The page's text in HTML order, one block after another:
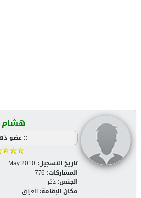
هشام
:: عضو
تاريخ التسجيل: May 2010
المشاركات: 776
الجنس: ذكر
مكان الإقامة: العراق